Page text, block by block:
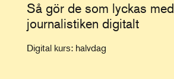
Så gör de som lyckas med
journalistiken digitalt
Digital kurs: halvdag